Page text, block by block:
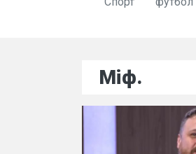
Міф.